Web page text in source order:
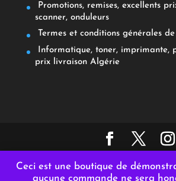
Ceci est une boutique de
aucune commande ne sera
Promotions, remises, excellents
scanner, onduleurs
Termes et conditions générales de
Informatique, toner, imprimante,
prix livraison Algérie
Conçu et hébergé par